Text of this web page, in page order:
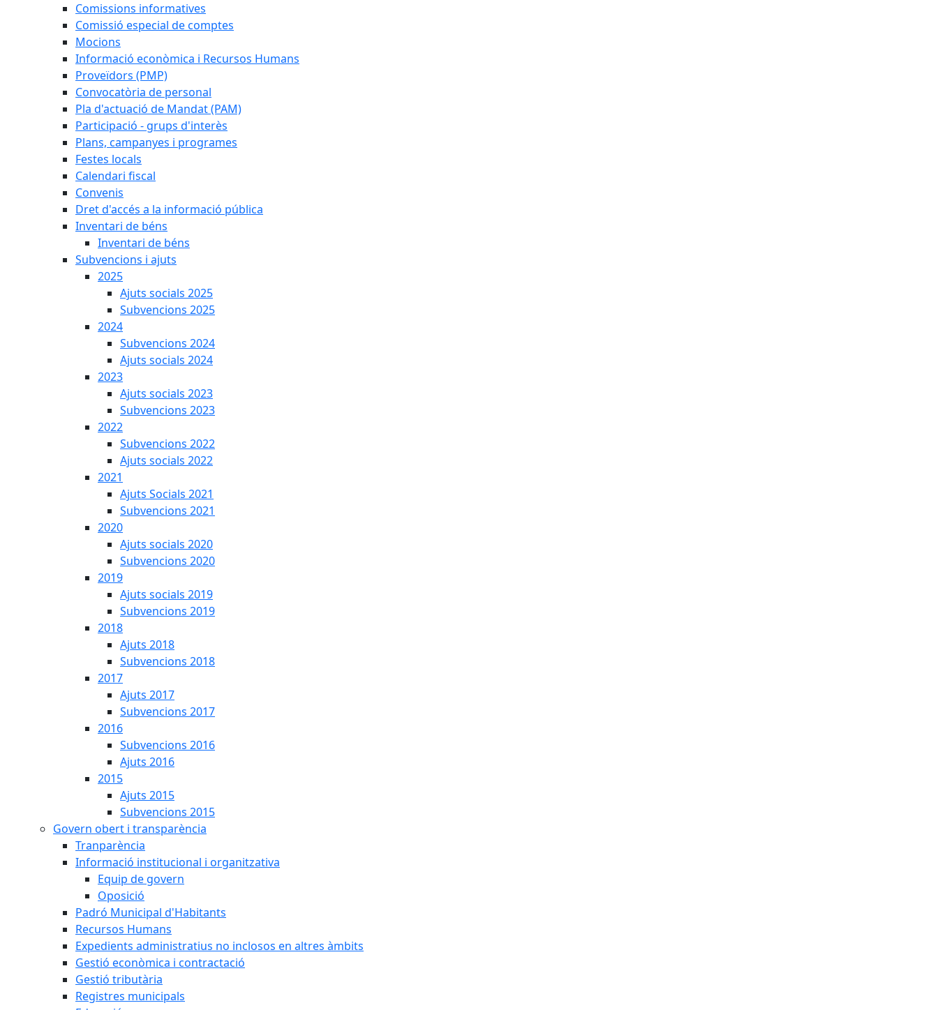
Comissions informatives
Comissió especial de comptes
Mocions
Informació econòmica i Recursos Humans
Proveïdors (PMP)
Convocatòria de personal
Pla d'actuació de Mandat (PAM)
Participació - grups d'interès
Plans, campanyes i programes
Festes locals
Calendari fiscal
Convenis
Dret d'accés a la informació pública
Inventari de béns
Inventari de béns
Subvencions i ajuts
2025
Ajuts socials 2025
Subvencions 2025
2024
Subvencions 2024
Ajuts socials 2024
2023
Ajuts socials 2023
Subvencions 2023
2022
Subvencions 2022
Ajuts socials 2022
2021
Ajuts Socials 2021
Subvencions 2021
2020
Ajuts socials 2020
Subvencions 2020
2019
Ajuts socials 2019
Subvencions 2019
2018
Ajuts 2018
Subvencions 2018
2017
Ajuts 2017
Subvencions 2017
2016
Subvencions 2016
Ajuts 2016
2015
Ajuts 2015
Subvencions 2015
Govern obert i transparència
Tranparència
Informació institucional i organitzativa
Equip de govern
Oposició
Padró Municipal d'Habitants
Recursos Humans
Expedients administratius no inclosos en altres àmbits
Gestió econòmica i contractació
Gestió tributària
Registres municipals